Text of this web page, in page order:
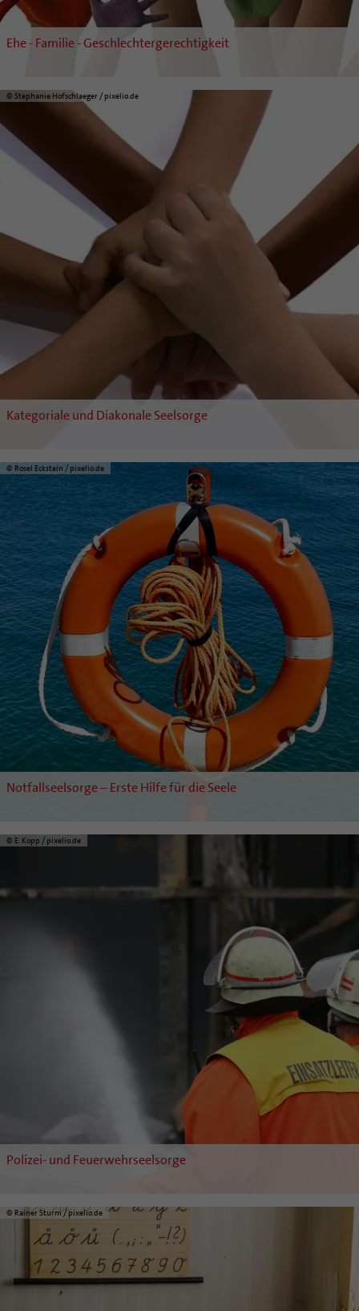
Ehe - Familie - Geschlechtergerechtigkeit
© Stephanie Hofschlaeger / pixelio.de
Kategoriale und Diakonale Seelsorge
© Rosel Eckstein / pixelio.de
Notfallseelsorge – Erste Hilfe für die Seele
© E. Kopp / pixelio.de
Polizei- und Feuerwehrseelsorge
© Rainer Sturm / pixelio.de